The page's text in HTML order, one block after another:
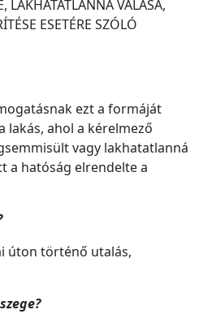
LAKHATATLANNÁ VÁLÁSA,
ESETÉRE SZÓLÓ
ezt a formáját
lakás, ahol a kérelmező
vagy lakhatatlanná
a hatóság elrendelte a
úton történő utalás,